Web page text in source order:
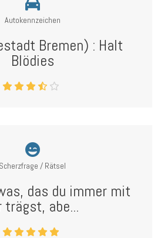
Autokennzeichen
Bremen) : Halt
Blödies
Scherzfrage / Rätsel
das du immer mit
trägst, abe...